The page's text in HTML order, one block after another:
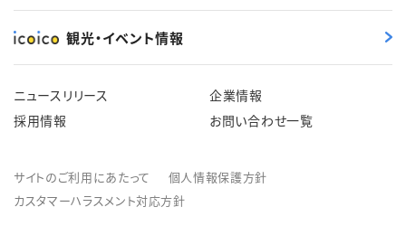
観光・イベント情報
ニュースリリース
企業情報
採用情報
お問い合わせ一覧
サイトのご利用にあたって
個人情報保護方針
カスタマーハラスメント対応方針